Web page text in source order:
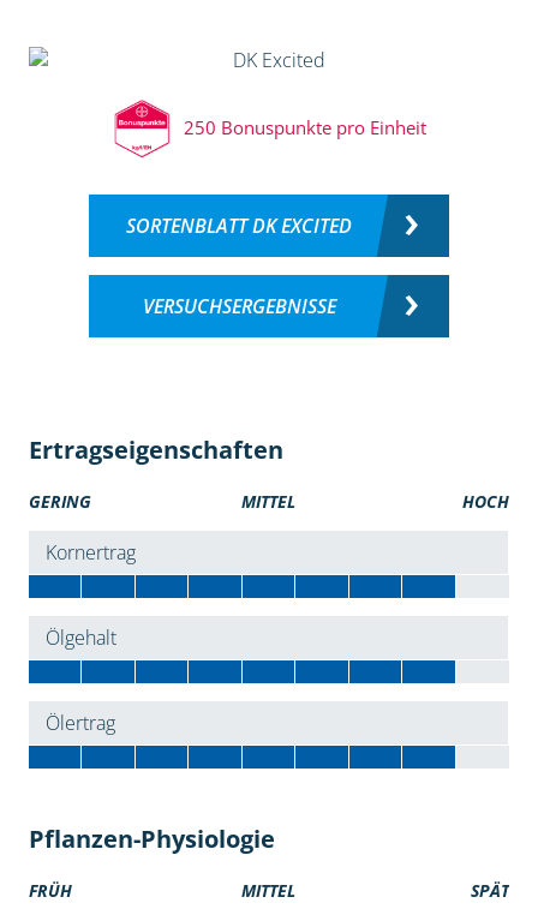
250 Bonuspunkte pro Einheit
SORTENBLATT DK EXCITED
VERSUCHSERGEBNISSE
Ertragseigenschaften
GERING MITTEL HOCH
Kornertrag
Ölgehalt
Ölertrag
Pflanzen-Physiologie
FRÜH MITTEL SPÄT